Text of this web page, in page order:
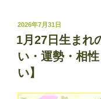
日
生
ま
の
性
投
稿
日:
2026年7月31日
1月27日生まれ
い・運勢・相
い】